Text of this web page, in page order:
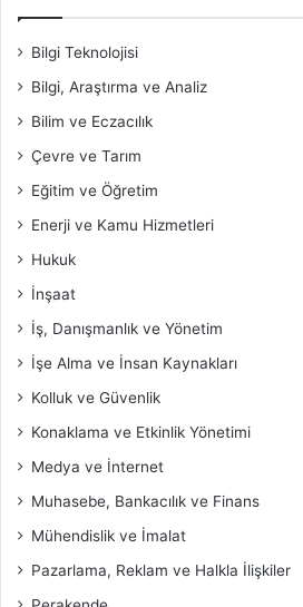
Bilgi Teknolojisi
Bilgi, Araştırma ve Analiz
Bilim ve Eczacılık
Çevre ve Tarım
Eğitim ve Öğretim
Enerji ve Kamu Hizmetleri
Hukuk
İnşaat
İş, Danışmanlık ve Yönetim
İşe Alma ve İnsan Kaynakları
Kolluk ve Güvenlik
Konaklama ve Etkinlik Yönetimi
Medya ve İnternet
Muhasebe, Bankacılık ve Finans
Mühendislik ve İmalat
Pazarlama, Reklam ve Halkla İlişkiler